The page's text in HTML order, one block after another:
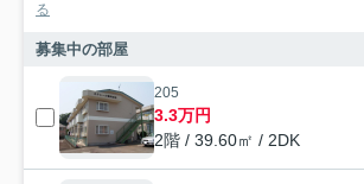
る
募集中の部屋
205
3.3万円
2階 / 39.60㎡ / 2DK